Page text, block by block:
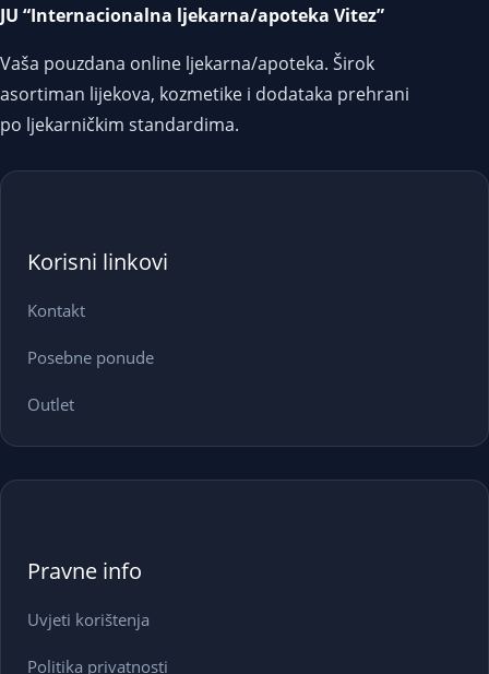
JU “Internacionalna ljekarna/apoteka Vitez”
Vaša pouzdana online ljekarna/apoteka. Širok
asortiman lijekova, kozmetike i dodataka prehrani
po ljekarničkim standardima.
Korisni linkovi
Kontakt
Posebne ponude
Outlet
Pravne info
Uvjeti korištenja
Politika privatnosti